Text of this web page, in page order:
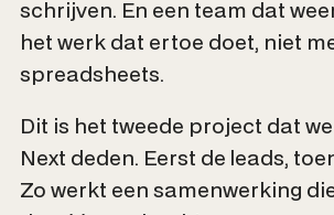
schrijven. En een team dat
het werk dat ertoe doet, niet
spreadsheets.
Dit is het tweede project dat
Next deden. Eerst de leads,
Zo werkt een samenwerking